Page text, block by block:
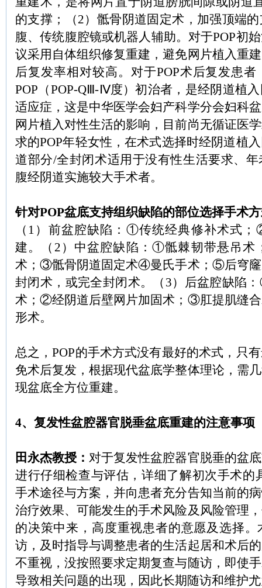
的支撑；（2）骶骨阴道固定术，加强顶端
腹、传统腹腔镜或机器人辅助。对于POP初
议采用自体组织修复重建，避免网片植入重
后复发率相对较高。对于POP术后复发患者
POP （POP-QⅢ-Ⅳ度）初治者，是经阴道植
适应症，这是中华医学会妇产科学分会妇科
网片植入对性生活的影响，目前尚无循证医
求的POP年轻女性，在术式选择时经阴道植
道部分/全封闭术适用于没有性生活要求、
腹经阴道实施较大手术者。
针对POP盆底支持组织缺陷的部位选择手术
（ 1 ）前盆腔缺陷： ①传统经典修补术式；
建。（ 2 ）中盆腔缺陷：①骶棘韧带悬吊术
术；③骶骨阴道固定术④曼氏手术；⑤后穹
封闭术，或完全封闭术。（ 3）后盆腔缺陷：
术；②经阴道后壁网片加固术；③肛提肌缝
形术。
总之，POP的手术方式没有最好的术式，只
免术后复发，根据现代盆底学整体理论，需
现盆底全方位重建。
4、 复发性盆腔器官脱垂盆底重建的注意事项
田永杰教授：对于复发性盆腔器官脱垂的盆
进行仔细检查与评估，详细了解初次手术的
手术途径与方案，并向患者充分告知当前的
治疗效果、可能发生的手术风险及风险管理
的决策中来，高度重视患者的意愿及选择
访，及时指导与调整患者的生活起居和术后
不重视，没按照要求定期复查与随访，即使
导致相关问题的出现，因此长期随访和维护